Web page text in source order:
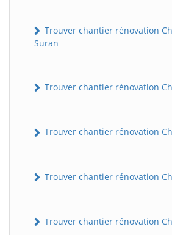
Trouver chantier rénovation
Suran
Trouver chantier rénovation
Trouver chantier rénovation
Trouver chantier rénovation
Trouver chantier rénovation